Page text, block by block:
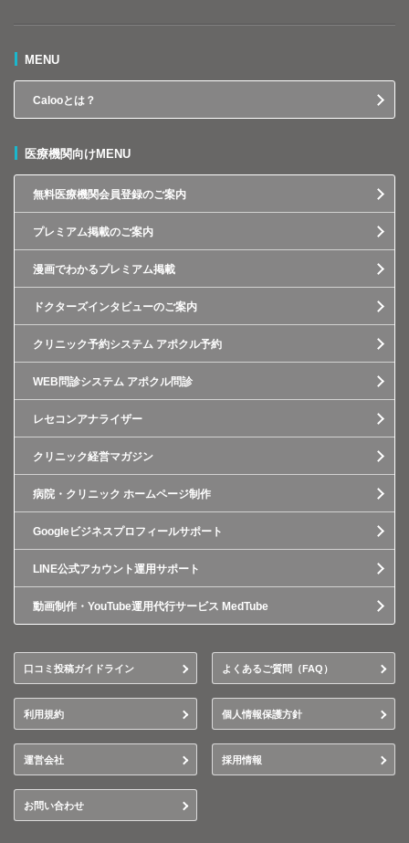
MENU
Calooとは？
医療機関向けMENU
無料医療機関会員登録のご案内
プレミアム掲載のご案内
漫画でわかるプレミアム掲載
ドクターズインタビューのご案内
クリニック予約システム アポクル予約
WEB問診システム アポクル問診
レセコンアナライザー
クリニック経営マガジン
病院・クリニック ホームページ制作
Googleビジネスプロフィールサポート
LINE公式アカウント運用サポート
動画制作・YouTube運用代行サービス MedTube
口コミ投稿ガイドライン よくあるご質問（FAQ）
利用規約 個人情報保護方針
運営会社 採用情報
お問い合わせ